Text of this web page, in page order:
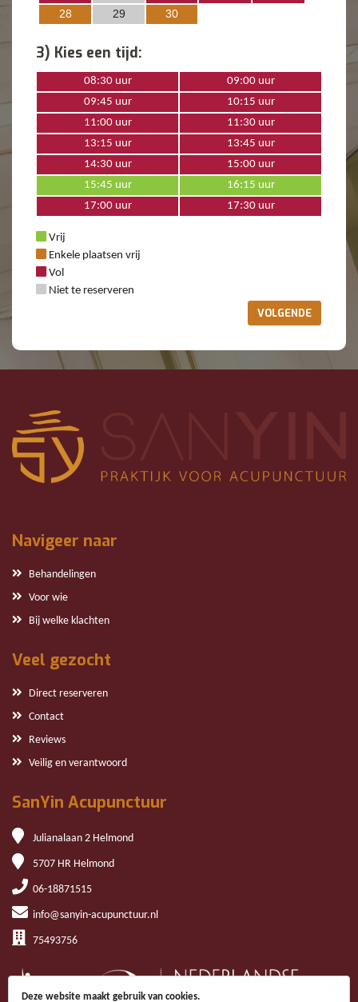
28
29 30
3) Kies een tijd:
08:30 uur
09:00 uur
09:45 uur
10:15 uur
11:00 uur
11:30 uur
13:15 uur
13:45 uur
14:30 uur
15:00 uur
15:45 uur
16:15 uur
17:00 uur
17:30 uur
Vrij
Enkele plaatsen vrij
Vol
Niet te reserveren
VOLGENDE
Navigeer naar
Behandelingen
Voor wie
Bij welke klachten
Veel gezocht
Direct reserveren
Contact
Reviews
Veilig en verantwoord
SanYin Acupunctuur
Julianalaan 2 Helmond
5707 HR Helmond
06-18871515
info@sanyin-acupunctuur.nl
75493756
Deze website maakt gebruik van cookies.